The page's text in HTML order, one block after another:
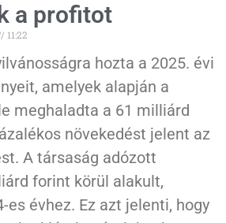
a profitot
11:22
hozta a 2025. évi
amelyek alapján a
meghaladta a 61 milliárd
növekedést jelent az
A társaság adózott
forint körül alakult,
es évhez. Ez azt jelenti, hogy